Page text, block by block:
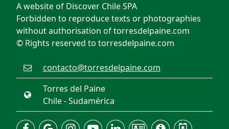
A website of Discover Chile SPA
Forbidden to reproduce texts or photographies
without authorisation of torresdelpaine.com
© Rights reserved to torresdelpaine.com
contacto@torresdelpaine.com
Torres del Paine
Chile - Sudamérica